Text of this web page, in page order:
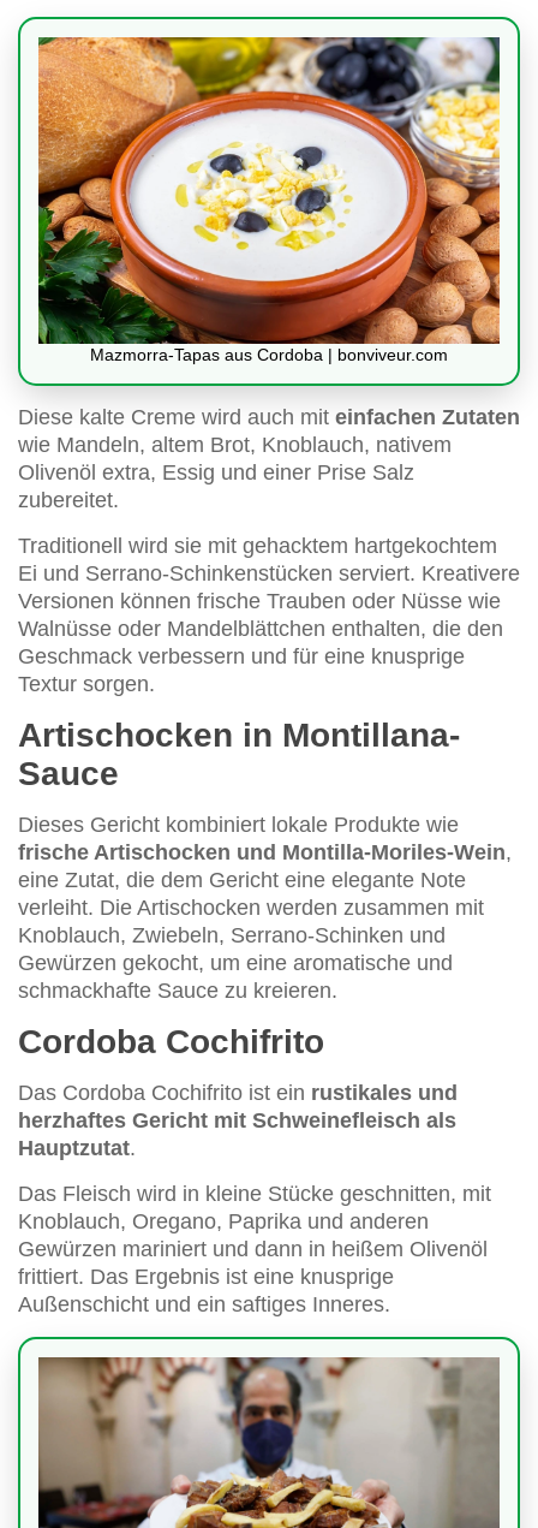
Mazmorra-Tapas aus Cordoba | bonviveur.com
Diese kalte Creme wird auch mit einfachen Zutaten
wie Mandeln, altem Brot, Knoblauch, nativem
Olivenöl extra, Essig und einer Prise Salz
zubereitet.
Traditionell wird sie mit gehacktem hartgekochtem
Ei und Serrano-Schinkenstücken serviert. Kreativere
Versionen können frische Trauben oder Nüsse wie
Walnüsse oder Mandelblättchen enthalten, die den
Geschmack verbessern und für eine knusprige
Textur sorgen.
Artischocken in Montillana-
Sauce
Dieses Gericht kombiniert lokale Produkte wie
frische Artischocken und Montilla-Moriles-Wein,
eine Zutat, die dem Gericht eine elegante Note
verleiht. Die Artischocken werden zusammen mit
Knoblauch, Zwiebeln, Serrano-Schinken und
Gewürzen gekocht, um eine aromatische und
schmackhafte Sauce zu kreieren.
Cordoba Cochifrito
Das Cordoba Cochifrito ist ein rustikales und
herzhaftes Gericht mit Schweinefleisch als
Hauptzutat.
Das Fleisch wird in kleine Stücke geschnitten, mit
Knoblauch, Oregano, Paprika und anderen
Gewürzen mariniert und dann in heißem Olivenöl
frittiert. Das Ergebnis ist eine knusprige
Außenschicht und ein saftiges Inneres.